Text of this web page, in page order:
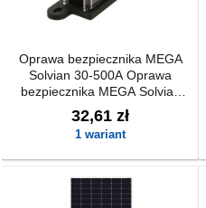
Oprawa bezpiecznika MEGA
Solvian 30-500A Oprawa
bezpiecznika MEGA Solvian
30-500A
32,61 zł
1 wariant